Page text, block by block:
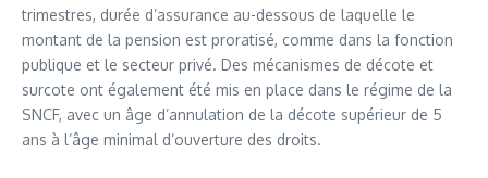
trimestres, durée d’assurance au-dessous de laquelle le
montant de la pension est proratisé, comme dans la fonction
publique et le secteur privé. Des mécanismes de décote et
surcote ont également été mis en place dans le régime de la
SNCF, avec un âge d’annulation de la décote supérieur de 5
ans à l’âge minimal d’ouverture des droits.